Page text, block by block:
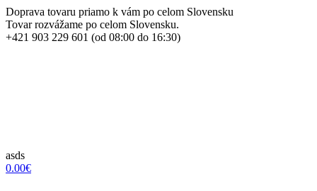
Doprava tovaru priamo k vám po celom Slovensku
Tovar rozvážame po celom Slovensku.
+421 903 229 601 (od 08:00 do 16:30)
asds
0.00€